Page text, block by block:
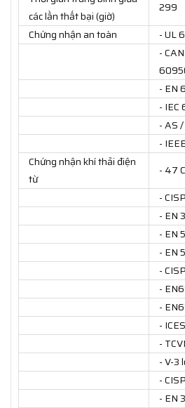
các lần thất bại (giờ)
299
Chứng nhận an toàn
- UL
-
- EN
- IEC
- AS
-
Chứng nhận khí thải điện
từ
- 47
-
- EN
- EN
- EN
-
-
-
-
-
- V-3
-
- EN